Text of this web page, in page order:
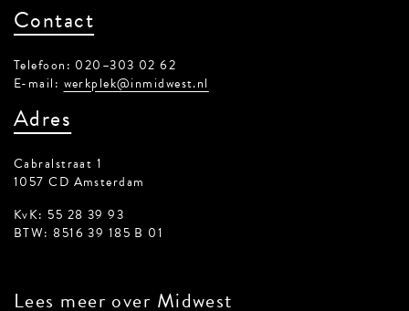
Contact
Telefoon: 020–303 02 62
E-mail: werkplek@inmidwest.nl
Adres
Cabralstraat 1
1057 CD Amsterdam
KvK: 55 28 39 93
BTW: 8516 39 185 B 01
Lees meer over Midwest